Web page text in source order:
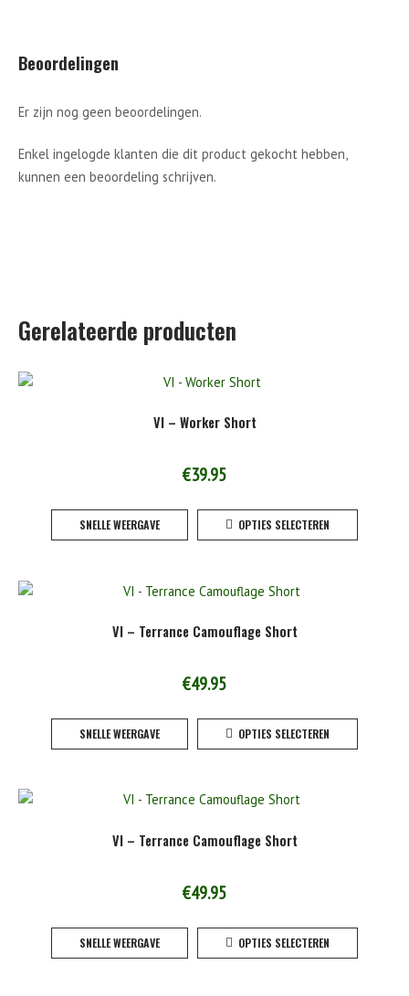
Beoordelingen
Er zijn nog geen beoordelingen.
Enkel ingelogde klanten die dit product gekocht hebben,
kunnen een beoordeling schrijven.
Gerelateerde producten
VI – Worker Short
€39.95
SNELLE WEERGAVE OPTIES SELECTEREN
VI – Terrance Camouflage Short
€49.95
SNELLE WEERGAVE OPTIES SELECTEREN
VI – Terrance Camouflage Short
€49.95
SNELLE WEERGAVE OPTIES SELECTEREN